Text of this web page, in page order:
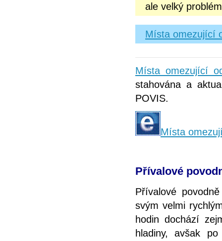
ale velký
Místa omezující
Místa omezující
stahována a
POVIS.
Místa
Přívalové
Přívalové
svým velmi
hodin dochází
hladiny, avšak